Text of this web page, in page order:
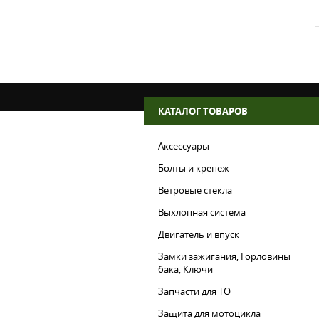
КАТАЛОГ ТОВАРОВ
Аксессуары
Болты и крепеж
Ветровые стекла
Выхлопная система
Двигатель и впуск
Замки зажигания, Горловины
бака, Ключи
Запчасти для ТО
Защита для мотоцикла